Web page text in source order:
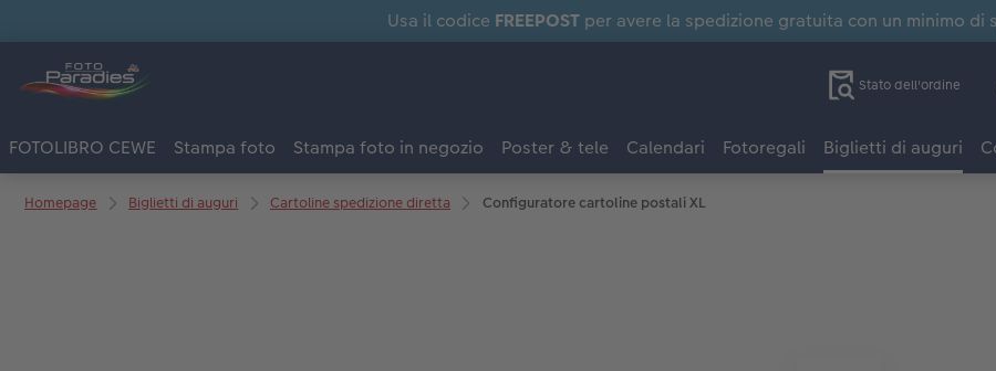
Usa il codice FREEPOST per avere la spedizione gratuita con un minimo di
Stato dell'ordine
FOTOLIBRO CEWE Stampa foto Stampa foto in negozio Poster & tele Calendari Fotoregali Biglietti di auguri
Homepage Biglietti di auguri Cartoline spedizione diretta Configuratore cartoline postali XL